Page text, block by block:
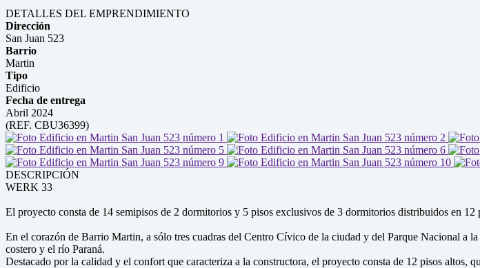
DETALLES DEL EMPRENDIMIENTO
Dirección
San Juan 523
Barrio
Martin
Tipo
Edificio
Fecha de entrega
Abril 2024
(REF. CBU36399)
DESCRIPCIÓN
WERK 33
El proyecto consta de 14 semipisos de 2 dormitorios y 5 pisos exclusivos de 3 dormitorios distribuidos en 12
En el corazón de Barrio Martin, a sólo tres cuadras del Centro Cívico de la ciudad y del Parque Nacional a
costero y el río Paraná.
Destacado por la calidad y el confort que caracteriza a la constructora, el proyecto consta de 12 pisos